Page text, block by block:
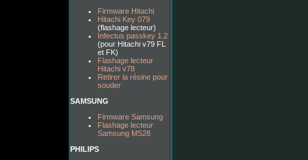
Firmware Hitachi
Hitachi Key 079
(flashage lecteur)
Infectus passkey 1.2
(pour Hitachi v79 FL
et FK)
Flashage lecteur
Hitachi v78
Retirer la résine pour
souder
SAMSUNG
Firmware Samsung
Flashage lecteur
Samsung MS28
PHILIPS